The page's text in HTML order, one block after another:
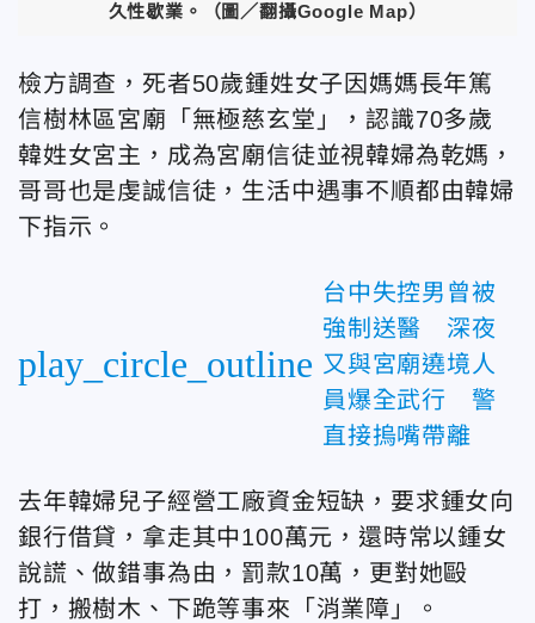
久性歇業。（圖／翻攝Google Map）
檢方調查，死者50歲鍾姓女子因媽媽長年篤
信樹林區宮廟「無極慈玄堂」，認識70多歲
韓姓女宮主，成為宮廟信徒並視韓婦為乾媽，
哥哥也是虔誠信徒，生活中遇事不順都由韓婦
下指示。
play_circle_outline
台中失控男曾被
強制送醫 深夜
又與宮廟遶境人
員爆全武行 警
直接摀嘴帶離
去年韓婦兒子經營工廠資金短缺，要求鍾女向
銀行借貸，拿走其中100萬元，還時常以鍾女
說謊、做錯事為由，罰款10萬，更對她毆
打，搬樹木、下跪等事來「消業障」。